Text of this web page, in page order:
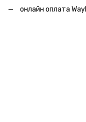
онлайн оплата